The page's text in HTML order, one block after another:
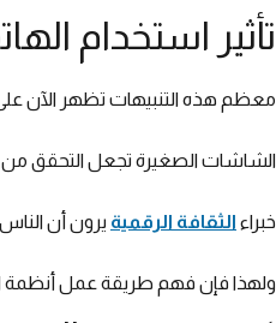
تأثير استخدام
معظم هذه التنبيهات تظهر الآن على
الشاشات الصغيرة تجعل التحقق من
خبراء الثقافة الرقمية يرون أن
ولهذا فإن فهم طريقة عمل أنظمة